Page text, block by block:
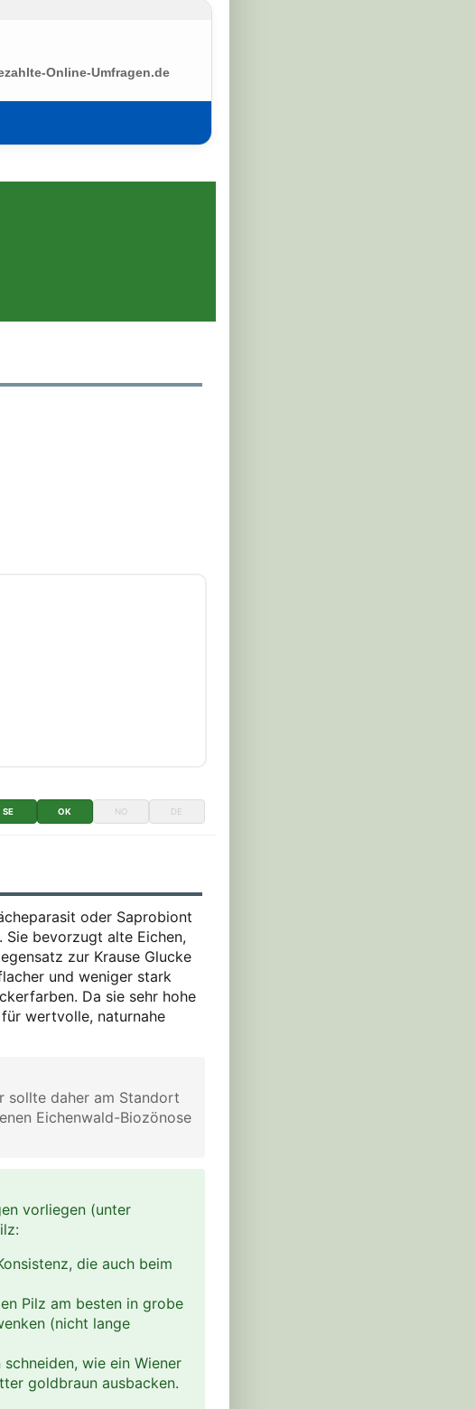
Online-Umfragen.de
SE OK NO DE
oder Saprobiont
bevorzugt alte Eichen,
zur Krause Glucke
und weniger stark
Da sie sehr hohe
wertvolle, naturnahe
sollte daher am Standort
Eichenwald-Biozönose
vorliegen (unter
die auch beim
Pilz am besten in grobe
(nicht lange
wie ein Wiener
goldbraun ausbacken.